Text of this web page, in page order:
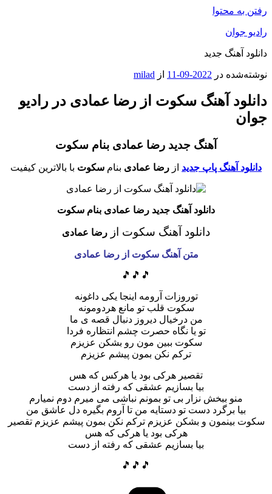
رفتن به محتوا
رادیو جوان
دانلود آهنگ جدید
نوشته‌شده در 2022-09-11 از milad
دانلود آهنگ سکوت از رضا عمادی در رادیو
جوان
آهنگ جدید رضا عمادی بنام سکوت
دانلود آهنگ پاپ جدید از رضا عمادی بنام سکوت با بالاترین کیفیت
دانلود آهنگ جدید رضا عمادی بنام سکوت
دانلود آهنگ سکوت از رضا عمادی
متن آهنگ سکوت ازرضا عمادی
🎵🎵🎵
توروزات آرومه اینجا یکی داغونه
سکوت قلب تو مانع هردومونه
من درخیال دیروز دنبال قصه ی ما
تو یا نگاه حصرت چشم انتظاره فردا
سکوت ببین مون رو بشکن عزیزم
ترکم نکن بمون پیشم عزیزم
تقصیر هرکی بود یا هرکس که هس
بیا بسازیم عشقی که رفته از دست
منو ببخش نزار بی تو بمونم نباشی می میرم دوم نمیارم
بیا برگرد دست تو دستایه من تا آروم بگیره دل عاشق من
سکوت بینمون و بشکن عزیزم ترکم نکن بمون پیشم عزیزم تقصیر
هرکی بود یا هرکی که هس
بیا بسازیم عشقی که رفته از دست
🎵🎵🎵